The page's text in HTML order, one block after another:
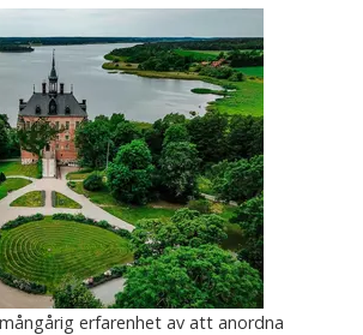
erfarenhet av att anordna